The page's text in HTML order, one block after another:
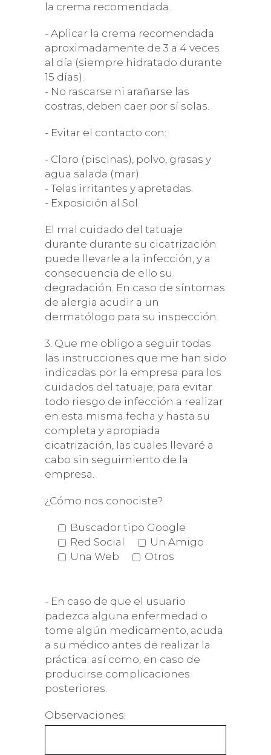
la crema recomendada.
- Aplicar la crema recomendada
aproximadamente de 3 a 4 veces
al día (siempre hidratado durante
15 días).
- No rascarse ni arañarse las
costras, deben caer por sí solas.
- Evitar el contacto con:
- Cloro (piscinas), polvo, grasas y
agua salada (mar).
- Telas irritantes y apretadas.
- Exposición al Sol.
El mal cuidado del tatuaje
durante durante su cicatrización
puede llevarle a la infección, y a
consecuencia de ello su
degradación. En caso de síntomas
de alergia acudir a un
dermatólogo para su inspección.
3. Que me obligo a seguir todas
las instrucciones que me han sido
indicadas por la empresa para los
cuidados del tatuaje, para evitar
todo riesgo de infección a realizar
en esta misma fecha y hasta su
completa y apropiada
cicatrización, las cuales llevaré a
cabo sin seguimiento de la
empresa.
¿Cómo nos conociste?
Buscador tipo Google
Red Social
Un Amigo
Una Web
Otros
- En caso de que el usuario
padezca alguna enfermedad o
tome algún medicamento, acuda
a su médico antes de realizar la
práctica; así como, en caso de
producirse complicaciones
posteriores.
Observaciones: